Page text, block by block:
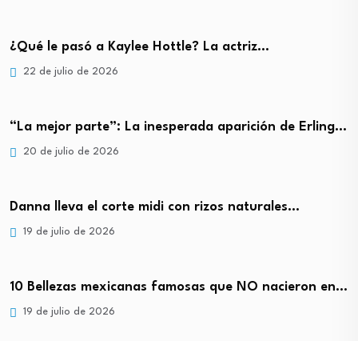
¿Qué le pasó a Kaylee Hottle? La actriz…
22 de julio de 2026
“La mejor parte”: La inesperada aparición de Erling…
20 de julio de 2026
Danna lleva el corte midi con rizos naturales…
19 de julio de 2026
10 Bellezas mexicanas famosas que NO nacieron en…
19 de julio de 2026